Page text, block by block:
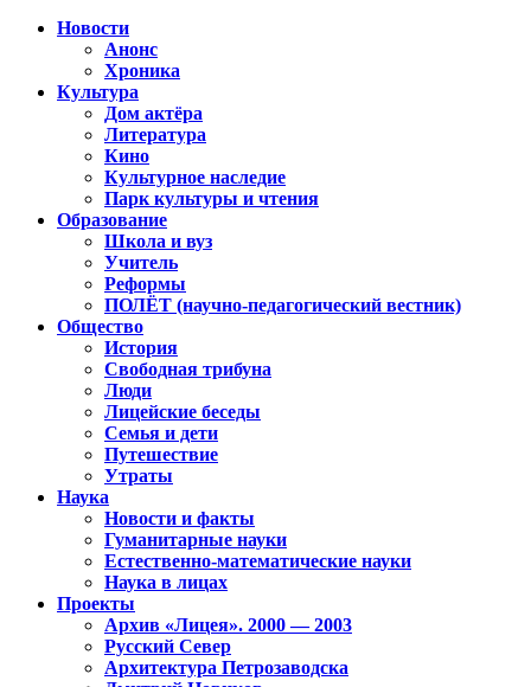
Новости
Анонс
Хроника
Культура
Дом актёра
Литература
Кино
Культурное наследие
Парк культуры и чтения
Образование
Школа и вуз
Учитель
Реформы
ПОЛЁТ (научно-педагогический вестник)
Общество
История
Свободная трибуна
Люди
Лицейские беседы
Семья и дети
Путешествие
Утраты
Наука
Новости и факты
Гуманитарные науки
Естественно-математические науки
Наука в лицах
Проекты
Архив «Лицея». 2000 — 2003
Русский Север
Архитектура Петрозаводска